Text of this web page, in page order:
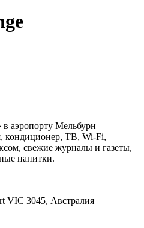
в аэропорту Мельбурн
кондиционер, ТВ, Wi-Fi,
свежие журналы и газеты,
напитки.
VIC 3045, Австралия